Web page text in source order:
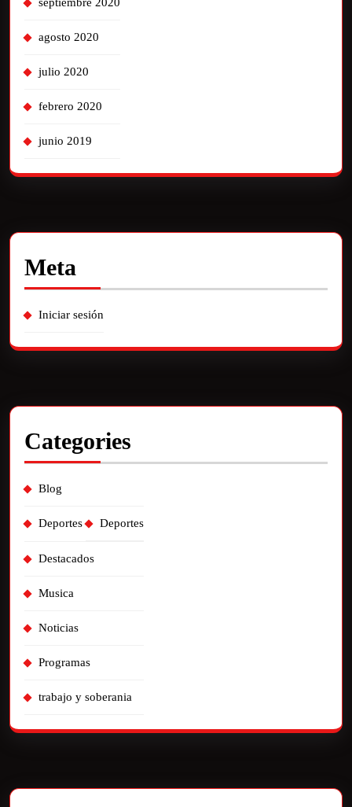
agosto 2020
julio 2020
febrero 2020
junio 2019
Meta
Iniciar sesión
Categories
Blog
Deportes Deportes
Destacados
Musica
Noticias
Programas
trabajo y soberania